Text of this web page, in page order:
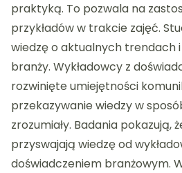
praktyką. To pozwala na
przykładów w trakcie zajęć.
wiedzę o aktualnych trendach
branży. Wykładowcy z
rozwinięte umiejętności
przekazywanie wiedzy w
zrozumiały. Badania pokazują,
przyswajają wiedzę od
doświadczeniem branżowym.